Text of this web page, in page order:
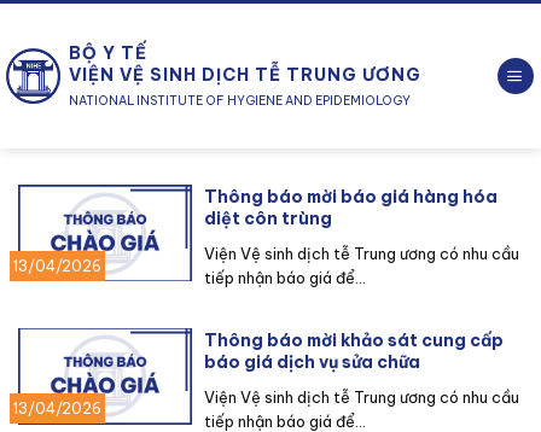
nội
dung
BỘ Y TẾ
VIỆN VỆ SINH DỊCH TỄ TRUNG ƯƠNG
NATIONAL INSTITUTE OF HYGIENE AND EPIDEMIOLOGY
13/04/2026
Thông báo mời báo giá hàng hóa
diệt côn trùng
Viện Vệ sinh dịch tễ Trung ương có nhu cầu
tiếp nhận báo giá để...
13/04/2026
Thông báo mời khảo sát cung cấp
báo giá dịch vụ sửa chữa
Viện Vệ sinh dịch tễ Trung ương có nhu cầu
tiếp nhận báo giá để...